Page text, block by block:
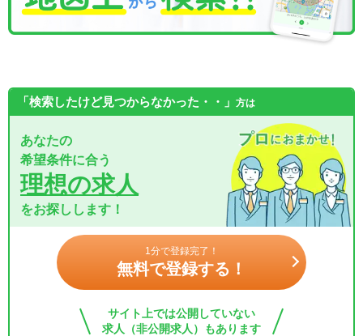
「検索したけど見つからなかった・・」 方は
あなたの
希望条件に合う
理想の求人
をお探しします！
1分で登録完了！
無料で登録する！
サイト上では公開していない
求人（非公開求人）もあります